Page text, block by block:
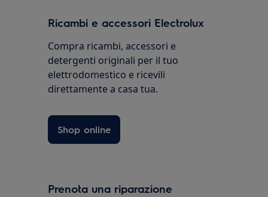
Ricambi e accessori Electrolux
Compra ricambi, accessori e
detergenti originali per il tuo
elettrodomestico e ricevili
direttamente a casa tua.
Shop online
Prenota una riparazione